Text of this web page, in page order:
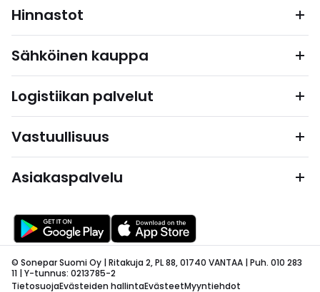
Hinnastot
Sähköinen kauppa
Logistiikan palvelut
Vastuullisuus
Asiakaspalvelu
© Sonepar Suomi Oy | Ritakuja 2, PL 88, 01740 VANTAA | Puh. 010 283
11 | Y-tunnus: 0213785-2
TietosuojaEvästeiden hallintaEvästeetMyyntiehdot